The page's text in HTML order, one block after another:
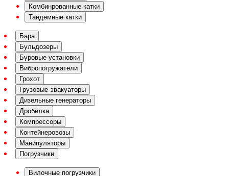
Комбинрованные катки
Тандемные катки
Бара
Бульдозеры
Буровые установки
Вибропогружатели
Грохот
Грузовые эвакуаторы
Дизельные генераторы
Дробилка
Компрессоры
Контейнеровозы
Манипуляторы
Погрузчики
Вилочные погрузчики